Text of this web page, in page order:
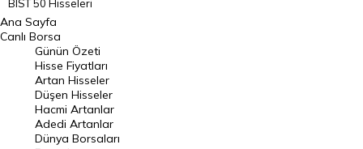
BIST 50 Hisseleri
BIST 100 Hisseleri
En Çok Artan Hisseler
En Çok Düşen Hisseler
Hacmi Artanlar
Geçmiş Kapanışlar
Ana Sayfa
Canlı Borsa
Günün Özeti
Hisse Fiyatları
Artan Hisseler
Düşen Hisseler
Hacmi Artanlar
Adedi Artanlar
Dünya Borsaları